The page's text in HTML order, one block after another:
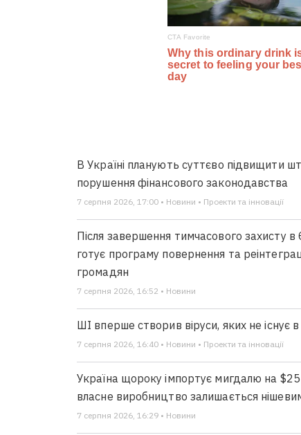
В Україні планують суттєво підвищити
порушення фінансового законодавства
7 серпня 2026, 17:00 • Новини • Проекти та інновації
Після завершення тимчасового захисту в
готує програму повернення та
громадян
7 серпня 2026, 16:52 • Новини
ШІ вперше створив віруси, яких не існує
7 серпня 2026, 16:40 • Новини • Проекти та інновації
Україна щороку імпортує мигдалю на
власне виробництво залишається
7 серпня 2026, 16:29 • Новини